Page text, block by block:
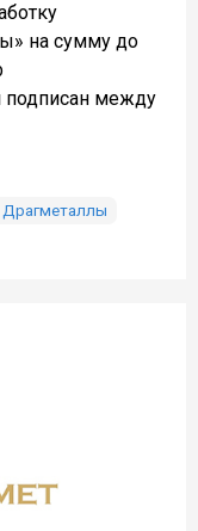
на сумму до
подписан между
Драгметаллы